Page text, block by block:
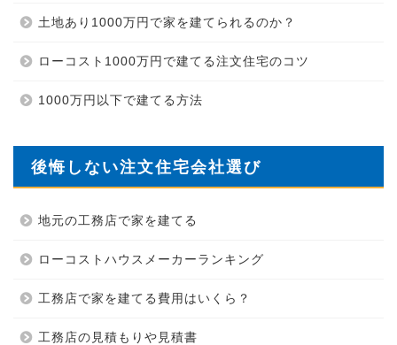
土地あり1000万円で家を建てられるのか？
ローコスト1000万円で建てる注文住宅のコツ
1000万円以下で建てる方法
後悔しない注文住宅会社選び
地元の工務店で家を建てる
ローコストハウスメーカーランキング
工務店で家を建てる費用はいくら？
工務店の見積もりや見積書